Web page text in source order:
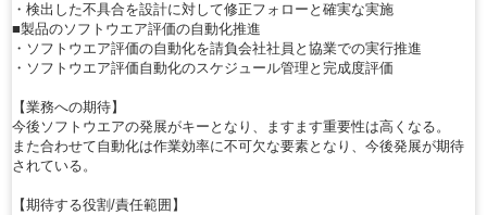
・検出した不具合を設計に対して修正フォローと確実な実施
■製品のソフトウエア評価の自動化推進
・ソフトウエア評価の自動化を請負会社社員と協業での実行推進
・ソフトウエア評価自動化のスケジュール管理と完成度評価
【業務への期待】
今後ソフトウエアの発展がキーとなり、ますます重要性は高くなる。
また合わせて自動化は作業効率に不可欠な要素となり、今後発展が期待
されている。
【期待する役割/責任範囲】